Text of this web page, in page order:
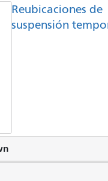
Reubicaciones de
suspensión